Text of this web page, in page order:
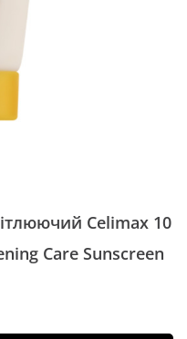
Celimax 10
Care Sunscreen